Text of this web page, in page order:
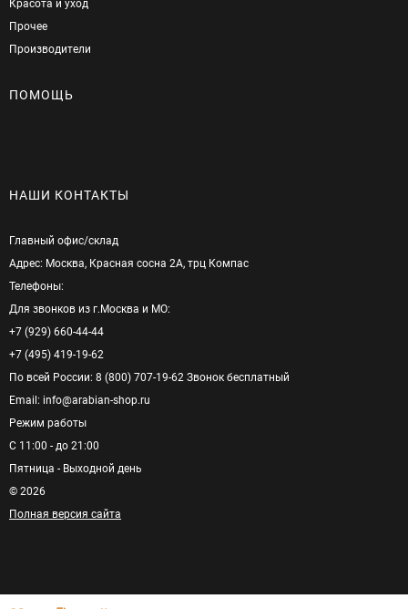
Красота и уход
Прочее
Производители
ПОМОЩЬ
НАШИ КОНТАКТЫ
Главный офис/cклад
Адрес: Москва, Красная сосна 2А, трц Компас
Телефоны:
Для звонков из г.Москва и МО:
+7 (929) 660-44-44
+7 (495) 419-19-62
По всей России: 8 (800) 707-19-62 Звонок бесплатный
Email: info@arabian-shop.ru
Режим pаботы
С 11:00 - до 21:00
Пятница - Выходной день
© 2026
Полная версия сайта